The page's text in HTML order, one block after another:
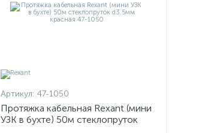
Артикул: 47-1050
Протяжка кабельная Rexant (мини
УЗК в бухте) 50м стеклопруток